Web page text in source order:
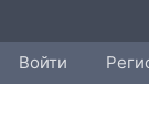
Войти